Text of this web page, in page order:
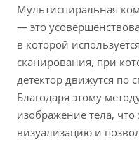
Мультиспиральная
— это
в которой
сканирования, при
детектор движутся по
Благодаря этому
изображение тела,
визуализацию и